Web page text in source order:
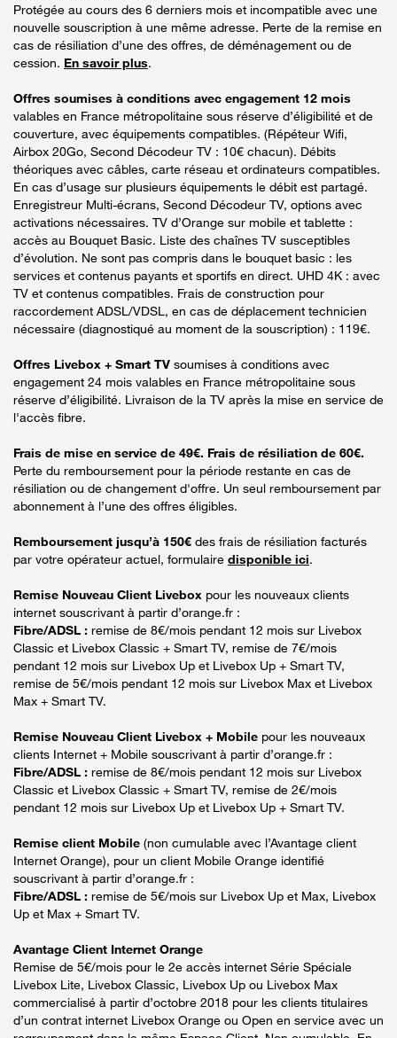
Protégée au cours des 6 derniers mois et incompatible avec une
nouvelle souscription à une même adresse. Perte de la remise en
cas de résiliation d’une des offres, de déménagement ou de
cession. En savoir plus.
Offres soumises à conditions avec engagement 12 mois
valables en France métropolitaine sous réserve d’éligibilité et de
couverture, avec équipements compatibles. (Répéteur Wifi,
Airbox 20Go, Second Décodeur TV : 10€ chacun). Débits
théoriques avec câbles, carte réseau et ordinateurs compatibles.
En cas d’usage sur plusieurs équipements le débit est partagé.
Enregistreur Multi-écrans, Second Décodeur TV, options avec
activations nécessaires. TV d’Orange sur mobile et tablette :
accès au Bouquet Basic. Liste des chaînes TV susceptibles
d’évolution. Ne sont pas compris dans le bouquet basic : les
services et contenus payants et sportifs en direct. UHD 4K : avec
TV et contenus compatibles. Frais de construction pour
raccordement ADSL/VDSL, en cas de déplacement technicien
nécessaire (diagnostiqué au moment de la souscription) : 119€.
Offres Livebox + Smart TV soumises à conditions avec
engagement 24 mois valables en France métropolitaine sous
réserve d’éligibilité. Livraison de la TV après la mise en service de
l'accès fibre.
Frais de mise en service de 49€. Frais de résiliation de 60€.
Perte du remboursement pour la période restante en cas de
résiliation ou de changement d'offre. Un seul remboursement par
abonnement à l’une des offres éligibles.
Remboursement jusqu’à 150€ des frais de résiliation facturés
par votre opérateur actuel, formulaire disponible ici.
Remise Nouveau Client Livebox pour les nouveaux clients
internet souscrivant à partir d’orange.fr :
Fibre/ADSL : remise de 8€/mois pendant 12 mois sur Livebox
Classic et Livebox Classic + Smart TV, remise de 7€/mois
pendant 12 mois sur Livebox Up et Livebox Up + Smart TV,
remise de 5€/mois pendant 12 mois sur Livebox Max et Livebox
Max + Smart TV.
Remise Nouveau Client Livebox + Mobile pour les nouveaux
clients Internet + Mobile souscrivant à partir d’orange.fr :
Fibre/ADSL : remise de 8€/mois pendant 12 mois sur Livebox
Classic et Livebox Classic + Smart TV, remise de 2€/mois
pendant 12 mois sur Livebox Up et Livebox Up + Smart TV.
Remise client Mobile (non cumulable avec l’Avantage client
Internet Orange), pour un client Mobile Orange identifié
souscrivant à partir d’orange.fr :
Fibre/ADSL : remise de 5€/mois sur Livebox Up et Max, Livebox
Up et Max + Smart TV.
Avantage Client Internet Orange
Remise de 5€/mois pour le 2e accès internet Série Spéciale
Livebox Lite, Livebox Classic, Livebox Up ou Livebox Max
commercialisé à partir d’octobre 2018 pour les clients titulaires
d’un contrat internet Livebox Orange ou Open en service avec un